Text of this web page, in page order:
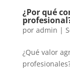
¿Por qué
por admin |
¿Qué valor